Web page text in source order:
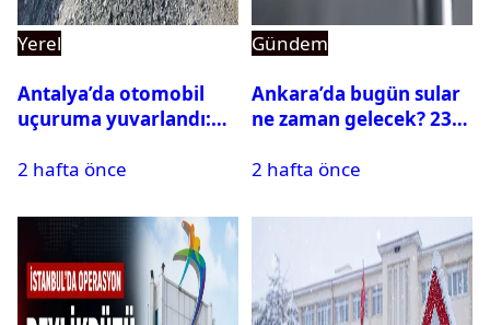
Yerel
Antalya’da otomobil
uçuruma yuvarlandı:
var
2 hafta önce
Gündem
Ankara’da bugün sular
ne zaman gelecek? 23
su kesintisi sorgulama
2 hafta önce